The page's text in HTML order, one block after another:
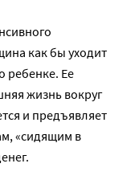
как бы уходит
ребенке. Ее
жизнь вокруг
и предъявляет
«сидящим в